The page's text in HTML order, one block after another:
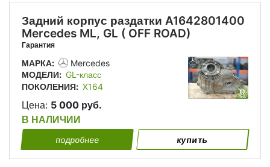
Задний корпус раздатки A1642801400
Mercedes ML, GL ( OFF ROAD)
Гарантия
МАРКА:
Mercedes
МОДЕЛИ: GL-класс
ПОКОЛЕНИЯ: X164
Цена: 5 000 руб.
В НАЛИЧИИ
подробнее купить